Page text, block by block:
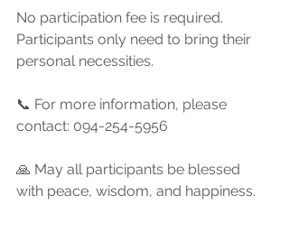
No participation fee is required.
Participants only need to bring their
personal necessities.
📞 For more information, please
contact: 094-254-5956
🙏 May all participants be blessed
with peace, wisdom, and happiness.